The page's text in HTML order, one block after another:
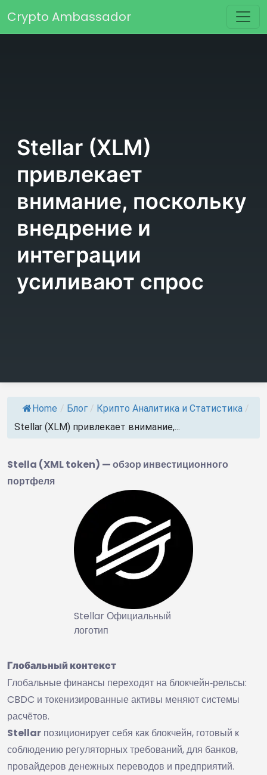
Основная навигация
Crypto Ambassador
Stellar (XLM)
привлекает
внимание, поскольку
внедрение и
интеграции
усиливают спрос
Home / Блог / Крипто Аналитика и Статистика /
Stellar (XLM) привлекает внимание,...
Stella (XML token) — обзор инвестиционного
портфеля
Stellar Официальный
логотип
Глобальный контекст
Глобальные финансы переходят на блокчейн‑рельсы:
CBDC и токенизированные активы меняют системы
расчётов.
Stellar позиционирует себя как блокчейн, готовый к
соблюдению регуляторных требований, для банков,
провайдеров денежных переводов и предприятий.